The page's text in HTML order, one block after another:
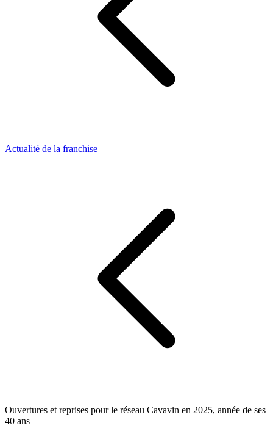
Actualité de la franchise
Ouvertures et reprises pour le réseau Cavavin en 2025, année de ses
40 ans